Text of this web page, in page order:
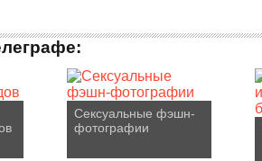
Сексуальные фэшн-
фотографии